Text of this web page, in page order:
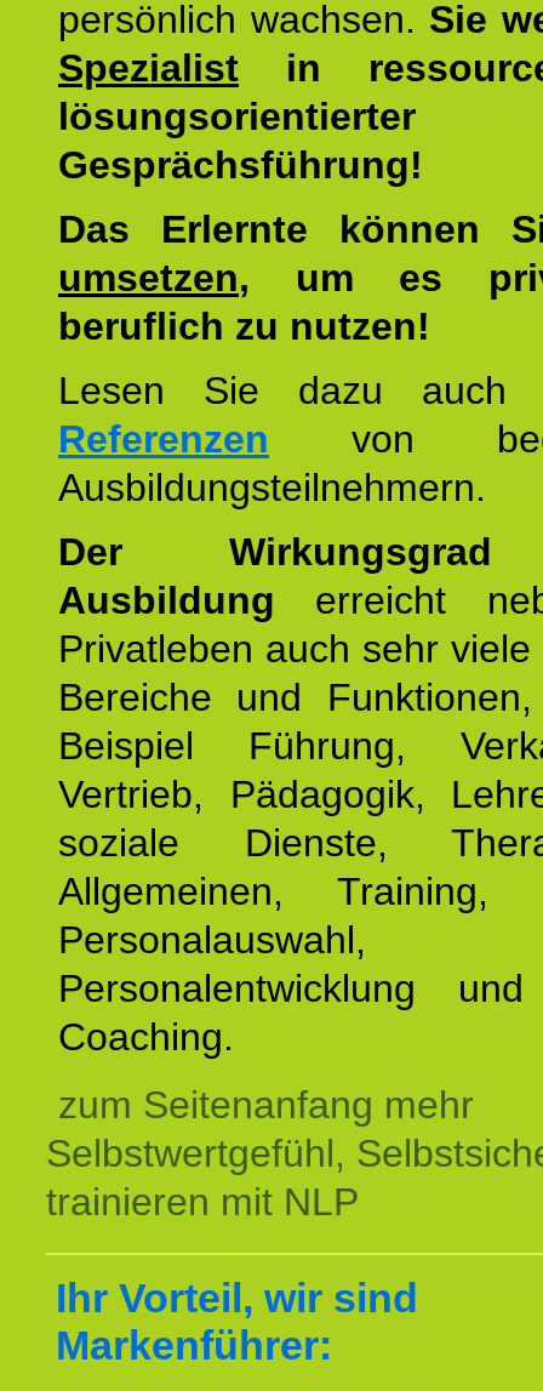
persönlich wachsen. Sie
Spezialist in
lösungsorientierter
Gesprächsführung!
Das Erlernte können
umsetzen, um es
beruflich zu nutzen!
Lesen Sie dazu
Referenzen von
Ausbildungsteilnehmern.
Der
Ausbildung erreicht
Privatleben auch sehr
Bereiche und
Beispiel Führung,
Vertrieb, Pädagogik,
soziale Dienste,
Allgemeinen, Training,
Personalauswahl,
Personalentwicklung
Coaching.
zum Seitenanfang mehr
Selbstwertgefühl,
trainieren mit NLP
Ihr Vorteil, wir sind
Markenführer: